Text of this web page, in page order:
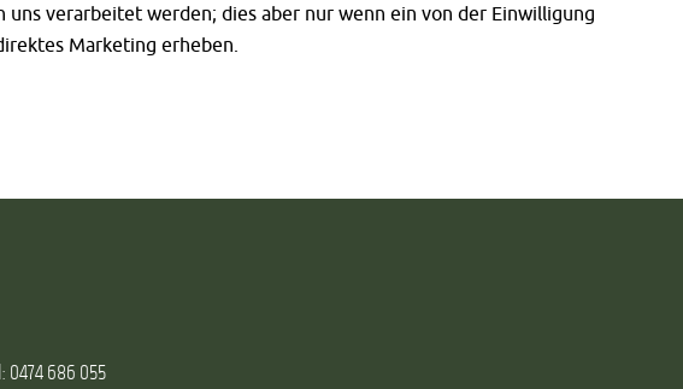
verarbeitet werden; dies aber nur wenn ein von der Einwilligung
Marketing erheben.
0474 686 055